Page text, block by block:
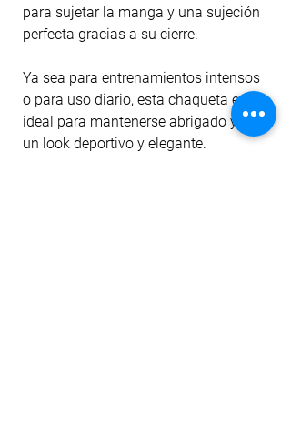
para sujetar la manga y una sujeción
perfecta gracias a su cierre.
Ya sea para entrenamientos intensos
o para uso diario, esta chaqueta es
ideal para mantenerse abrigado y con
un look deportivo y elegante.